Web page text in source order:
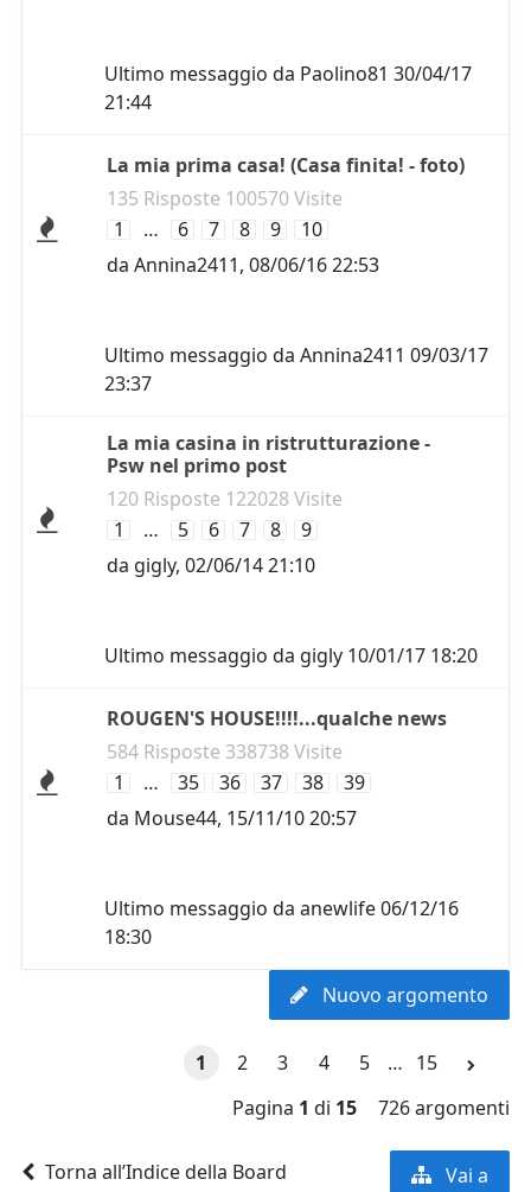
Ultimo messaggio da Paolino81 30/04/17
21:44
La mia prima casa! (Casa finita! - foto)
135 Risposte 100570 Visite
1
… 6 7 8 9
10
da Annina2411, 08/06/16 22:53
Ultimo messaggio da Annina2411 09/03/17
23:37
La mia casina in ristrutturazione -
Psw nel primo post
120 Risposte 122028 Visite
1
… 5 6 7 8
9
da gigly, 02/06/14 21:10
Ultimo messaggio da gigly 10/01/17 18:20
ROUGEN'S HOUSE!!!!...qualche news
584 Risposte 338738 Visite
1
… 35 36 37 38
39
da Mouse44, 15/11/10 20:57
Ultimo messaggio da anewlife06/12/16
18:30
Nuovo argomento
1 2 3 4 5 … 15
Pagina 1 di 15 726 argomenti
Torna all’Indice della Board Vai a